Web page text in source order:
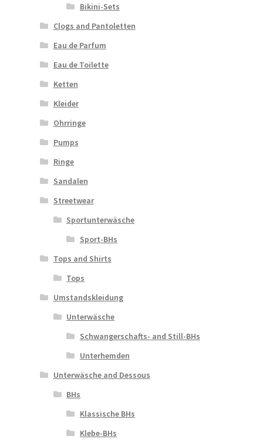
Bikini-Sets
Clogs and Pantoletten
Eau de Parfum
Eau de Toilette
Ketten
Kleider
Ohrringe
Pumps
Ringe
Sandalen
Streetwear
Sportunterwäsche
Sport-BHs
Tops and Shirts
Tops
Umstandskleidung
Unterwäsche
Schwangerschafts- and Still-BHs
Unterhemden
Unterwäsche and Dessous
BHs
Klassische BHs
Klebe-BHs